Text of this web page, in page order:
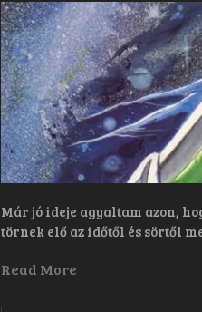
Már jó ideje agyaltam azon,
törnek elő az időtől és sörtől
Read More